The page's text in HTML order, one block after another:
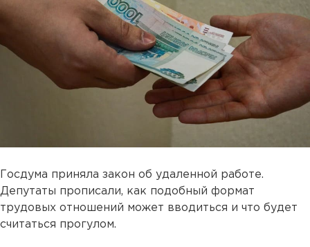
Госдума приняла закон об удаленной работе.
Депутаты прописали, как подобный формат
трудовых отношений может вводиться и что будет
считаться прогулом.